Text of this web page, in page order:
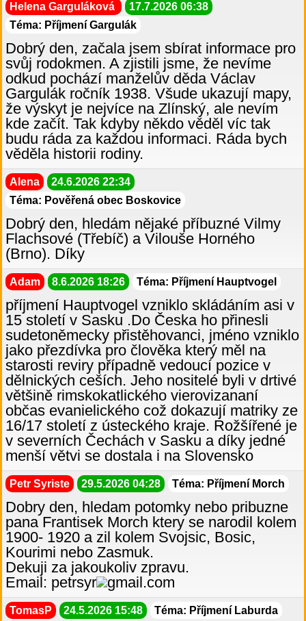
Helena Garguláková
17.7.2026 06:38
Téma: Příjmení Gargulák
Dobrý den, začala jsem sbírat informace pro
svůj rodokmen. A zjistili jsme, že nevíme
odkud pochází manželův děda Václav
Gargulák ročník 1938. Všude ukazují mapy,
že výskyt je nejvíce na Zlínský, ale nevím
kde začít. Tak kdyby někdo věděl víc tak
budu ráda za každou informaci. Ráda bych
věděla historii rodiny.
Alena
24.6.2026 22:34
Téma: Pověřená obec Boskovice
Dobrý den, hledám nějaké příbuzné Vilmy
Flachsové (Třebíč) a Vilouše Horného
(Brno). Díky
Adam 8.6.2026 18:26 Téma: Příjmení Hauptvogel
příjmení Hauptvogel vzniklo skládáním asi v
15 století v Sasku .Do Česka ho přinesli
sudetoněmecky přistěhovanci, jméno vzniklo
jako přezdívka pro člověka který měl na
starosti reviry případně vedoucí pozice v
dělnických ceších. Jeho nositelé byli v drtivé
většině rimskokatlického vierovizananí
občas evanielického což dokazují matriky ze
16/17 století z ústeckého kraje. Rožšířené je
v severních Čechách v Sasku a díky jedné
menší větvi se dostala i na Slovensko
Petr Syriste 29.5.2026 04:28 Téma: Příjmení Morch
Dobry den, hledam potomky nebo pribuzne
pana Frantisek Morch ktery se narodil kolem
1900- 1920 a zil kolem Svojsic, Bosic,
Kourimi nebo Zasmuk.
Dekuji za jakoukoliv zpravu.
Email: petrsyr
gmail.com
TomasP 24.5.2026 15:48 Téma: Příjmení Laburda